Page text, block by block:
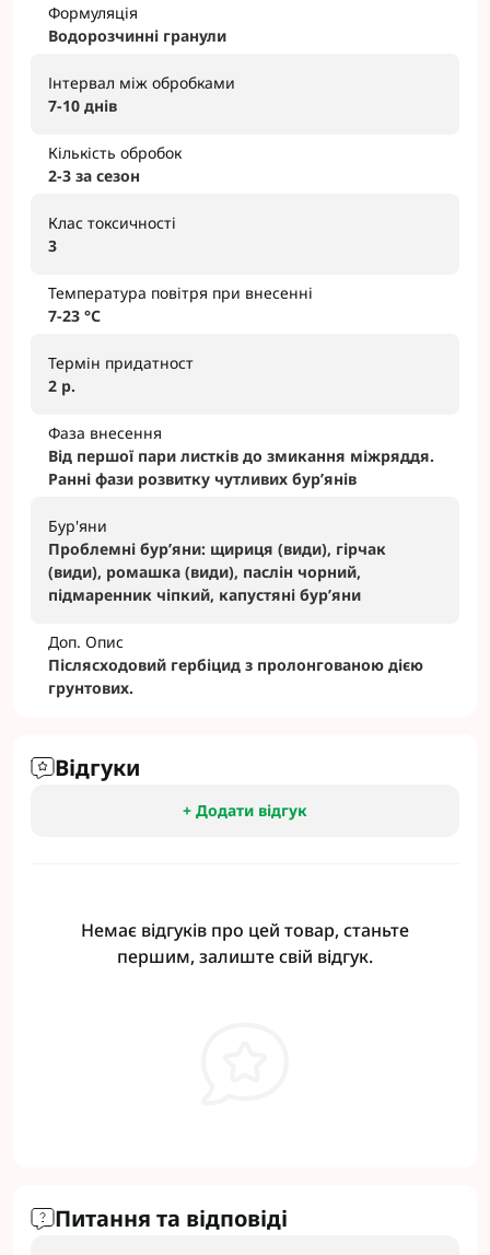
Формуляція
Водорозчинні гранули
Інтервал між обробками
7-10 днів
Кількість обробок
2-3 за сезон
Клас токсичності
3
Температура повітря при внесенні
7-23 °С
Термін придатност
2 р.
Фаза внесення
Від першої пари листків до змикання міжряддя.
Ранні фази розвитку чутливих бур’янів
Бур'яни
Проблемні бур’яни: щириця (види), гірчак
(види), ромашка (види), паслін чорний,
підмаренник чіпкий, капустяні бур’яни
Доп. Опис
Післясходовий гербіцид з пролонгованою дією
грунтових.
Відгуки
+ Додати відгук
Немає відгуків про цей товар, станьте
першим, залиште свій відгук.
Питання та відповіді